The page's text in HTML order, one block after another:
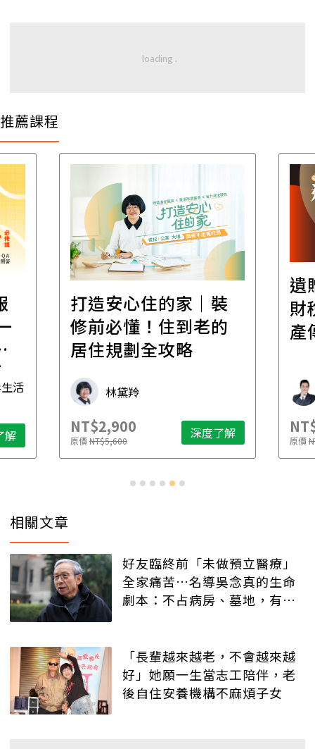
推薦課程
活
解
打造安心住的家｜裝
修前必懂！住到老的
居住規劃全攻略
林黛羚
NT$2,900
原價NT$5,600 深度了解
遺
財
產
原價
相關文章
好友臨終前「未做預立醫療」
全家痛苦…名導吳念真的生命
劇本：不占病房、墓地，有人
「長輩越來越老，不會越來越
好」她願一生當志工陪伴，老
後自住安養機構不麻煩子女